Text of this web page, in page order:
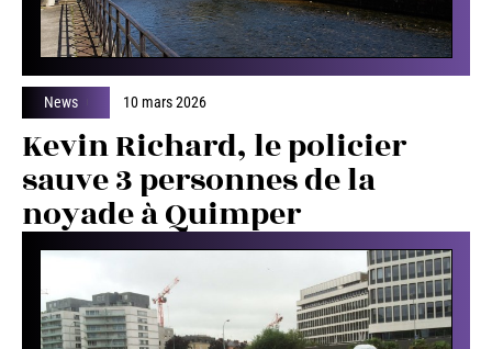
News 10 mars 2026
Kevin Richard, le policier
sauve 3 personnes de la
noyade à Quimper